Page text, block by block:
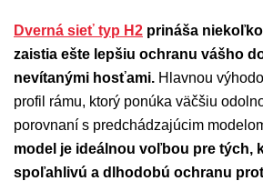
Dverná sieť typ H2 prináša
zaistia ešte lepšiu ochranu vášho
nevítanými hosťami. Hlavnou
profil rámu, ktorý ponúka väčšiu
porovnaní s predchádzajúcim
model je ideálnou voľbou pre tých,
spoľahlivú a dlhodobú ochranu